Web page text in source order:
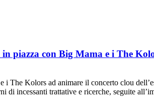
piazza con Big Mama e i The
The Kolors ad animare il concerto clou
di incessanti trattative e ricerche, seguite